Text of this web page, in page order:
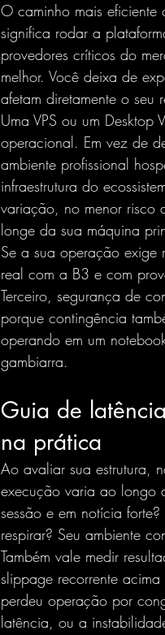
O caminho mais eficiente
significa rodar a
provedores críticos do
melhor. Você deixa de
afetam diretamente o seu
Uma VPS ou um Desktop
operacional. Em vez de
ambiente profissional
infraestrutura do
variação, no menor risco
longe da sua máquina
Se a sua operação exige
real com a B3 e com
Terceiro, segurança de
porque contingência
operando em um
gambiarra.
Guia de
na prática
Ao avaliar sua estrutura,
execução varia ao longo
sessão e em notícia
respirar? Seu ambiente
Também vale medir
slippage recorrente
perdeu operação por
latência, ou a